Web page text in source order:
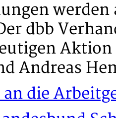
dbb
Andreas
die